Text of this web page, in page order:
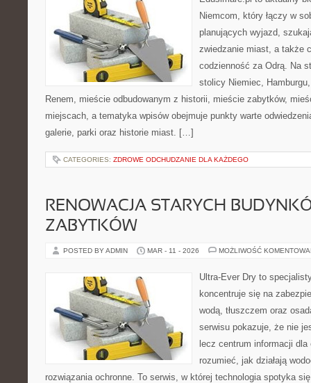
Niemcom, który łączy w
planujących wyjazd,
zwiedzanie miast, a także
codzienność za Odrą. Na
stolicy Niemiec,
Renem, mieście odbudowanym z historii, mieście zabytków,
miejscach, a tematyka wpisów obejmuje punkty warte
galerie, parki oraz historie miast. […]
CATEGORIES: ZDROWE ODCHUDZANIE DLA KAŻDEGO
RENOWACJA STARYCH
ZABYTKÓW
POSTED BY ADMIN MAR - 11 - 2026 MOŻLIWOŚĆ
Ultra-Ever Dry to
koncentruje się na
wodą, tłuszczem oraz
serwisu pokazuje, że nie
lecz centrum informacji
rozumieć, jak działają
rozwiązania ochronne. To serwis, w której technologia spotyka